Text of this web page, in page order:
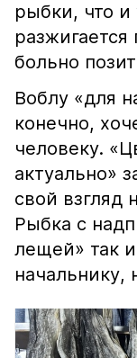
рыбки, что и
больно
Воблу «для
конечно,
человеку.
актуально»
свой взгляд
Рыбка с
лещей» так
начальнику,